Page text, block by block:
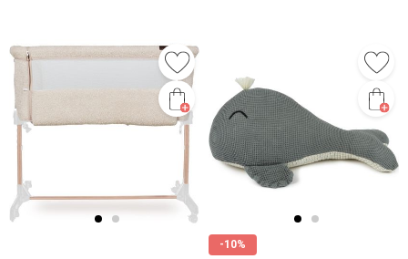
-10%